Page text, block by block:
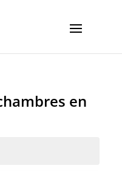
en